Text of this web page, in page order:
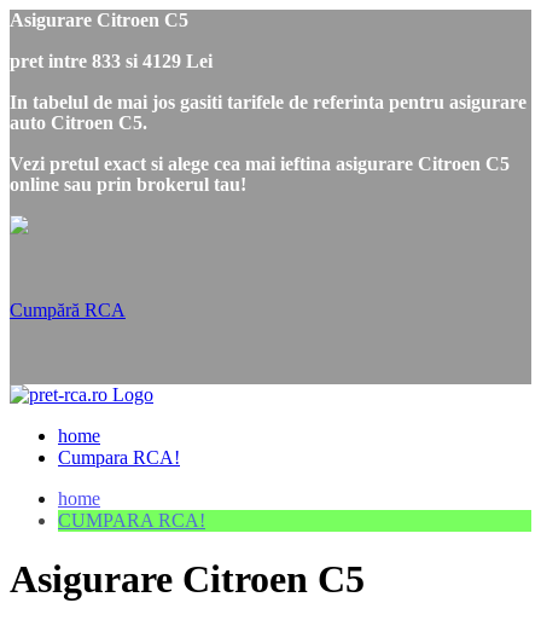
Asigurare Citroen C5
pret intre 833 si 4129 Lei
In tabelul de mai jos gasiti tarifele de referinta pentru asigurare
auto Citroen C5.
Vezi pretul exact si alege cea mai ieftina asigurare Citroen C5
online sau prin brokerul tau!
Cumpără RCA
home
Cumpara RCA!
home
CUMPARA RCA!
Asigurare Citroen C5